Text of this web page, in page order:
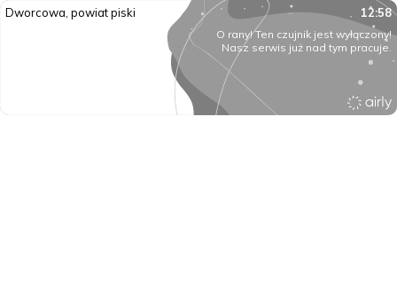
Dworcowa, powiat piski 12:58
O rany! Ten czujnik jest wyłączony!
Nasz serwis już nad tym pracuje.